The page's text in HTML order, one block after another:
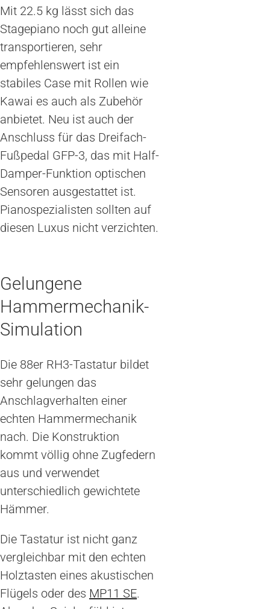
Mit 22.5 kg lässt sich das
Stagepiano noch gut alleine
transportieren, sehr
empfehlenswert ist ein
stabiles Case mit Rollen wie
Kawai es auch als Zubehör
anbietet. Neu ist auch der
Anschluss für das Dreifach-
Fußpedal GFP-3, das mit Half-
Damper-Funktion optischen
Sensoren ausgestattet ist.
Pianospezialisten sollten auf
diesen Luxus nicht verzichten.
Gelungene
Hammermechanik-
Simulation
Die 88er RH3-Tastatur bildet
sehr gelungen das
Anschlagverhalten einer
echten Hammermechanik
nach. Die Konstruktion
kommt völlig ohne Zugfedern
aus und verwendet
unterschiedlich gewichtete
Hämmer.
Die Tastatur ist nicht ganz
vergleichbar mit den echten
Holztasten eines akustischen
Flügels oder des MP11 SE.